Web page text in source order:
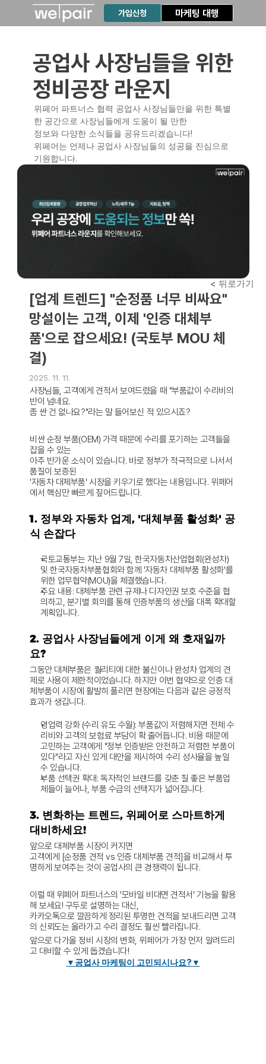
가입신청 마케팅 대행
공업사 사장님들을 위한
정비공장 라운지
위페어 파트너스 협력 공업사 사장님들만을 위한 특별
한 공간으로 사장님들에게 도움이 될 만한
정보와 다양한 소식들을 공유드리겠습니다!
위페어는 언제나 공업사 사장님들의 성공을 진심으로
기원합니다.
< 뒤로가기
[업계 트렌드] "순정품 너무 비싸요"
망설이는 고객, 이제 '인증 대체부
품'으로 잡으세요! (국토부 MOU 체
결)
2025. 11. 11.
사장님들, 고객에게 견적서 보여드렸을 때 "부품값이 수리비의
반이 넘네요.
좀 싼 건 없나요?"라는 말 들어보신 적 있으시죠?
비싼 순정 부품(OEM) 가격 때문에 수리를 포기하는 고객들을
잡을 수 있는
아주 반가운 소식이 있습니다. 바로 정부가 적극적으로 나서서
품질이 보증된
'자동차 대체부품' 시장을 키우기로 했다는 내용입니다. 위페어
에서 핵심만 빠르게 짚어드립니다.
1. 정부와 자동차 업계, '대체부품 활성화' 공
식 손잡다
국토교통부는 지난 9월 7일, 한국자동차산업협회(완성차)
및 한국자동차부품협회와 함께 '자동차 대체부품 활성화'를
위한 업무협약(MOU)을 체결했습니다.
주요 내용: 대체부품 관련 규제나 디자인권 보호 수준을 협
의하고, 분기별 회의를 통해 인증부품의 생산을 대폭 확대할
계획입니다.
2. 공업사 사장님들에게 이게 왜 호재일까
요?
그동안 대체부품은 퀄리티에 대한 불신이나 완성차 업계의 견
제로 사용이 제한적이었습니다. 하지만 이번 협약으로 인증 대
체부품이 시장에 활발히 풀리면 현장에는 다음과 같은 긍정적
효과가 생깁니다.
영업력 강화 (수리 유도 수월): 부품값이 저렴해지면 전체 수
리비와 고객의 보험료 부담이 확 줄어듭니다. 비용 때문에
고민하는 고객에게 "정부 인증받은 안전하고 저렴한 부품이
있다"라고 자신 있게 대안을 제시하여 수리 성사율을 높일
수 있습니다.
부품 선택권 확대: 독자적인 브랜드를 갖춘 질 좋은 부품업
체들이 늘어나, 부품 수급의 선택지가 넓어집니다.
3. 변화하는 트렌드, 위페어로 스마트하게
대비하세요!
앞으로 대체부품 시장이 커지면
고객에게 [순정품 견적 vs 인증 대체부품 견적]을 비교해서 투
명하게 보여주는 것이 공업사의 큰 경쟁력이 됩니다.
이럴 때 위페어 파트너스의 '모바일 비대면 견적서' 기능을 활용
해 보세요! 구두로 설명하는 대신,
카카오톡으로 깔끔하게 정리된 투명한 견적을 보내드리면 고객
의 신뢰도는 올라가고 수리 결정도 훨씬 빨라집니다.
앞으로 다가올 정비 시장의 변화, 위페어가 가장 먼저 알려드리
고 대비할 수 있게 돕겠습니다!
▼공업사 마케팅이 고민되시나요?▼